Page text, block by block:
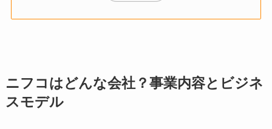
ニフコはどんな会社？事業内容とビジネ
スモデル